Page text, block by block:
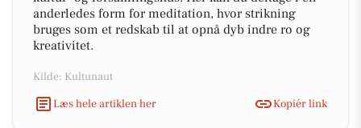
anderledes form for meditation, hvor strikning
bruges som et redskab til at opnå dyb indre ro og
kreativitet.
Kilde: Kultunaut
Læs hele artiklen her
Kopiér link